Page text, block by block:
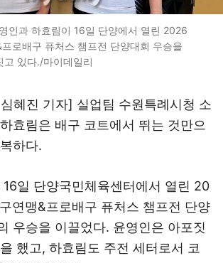
인과 하효림이 16일 단양에서 열린 2026
로배구 퓨처스 챔프전 단양대회 우승을
고 있다./마이데일리
혜진 기자] 실업팀 수원특례시청 소
효림은 배구 코트에서 뛰는 것만으
하다.
일 단양국민체육센터에서 열린 20
연맹&프로배구 퓨처스 챔프전 단양
우승을 이끌었다. 윤영인은 아포짓
했고, 하효림도 주전 세터로서 코